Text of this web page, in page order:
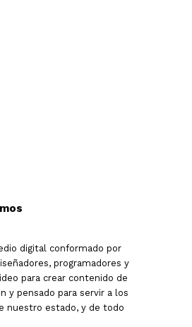
digital conformado por
programadores y
para crear contenido de
y pensado para servir a los
nuestro estado, y de todo